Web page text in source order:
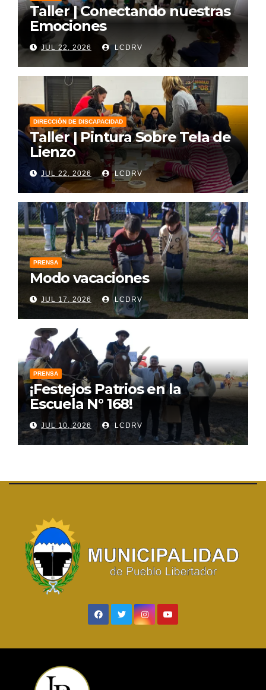
Taller | Conectando nuestras
Emociones
JUL 22, 2026 LCDRV
DIRECCIÓN DE DISCAPACIDAD
Taller | Pintura Sobre Tela de
Lienzo
JUL 22, 2026 LCDRV
PRENSA
Modo vacaciones
JUL 17, 2026 LCDRV
PRENSA
¡Festejos Patrios en la
Escuela N° 168!
JUL 10, 2026 LCDRV